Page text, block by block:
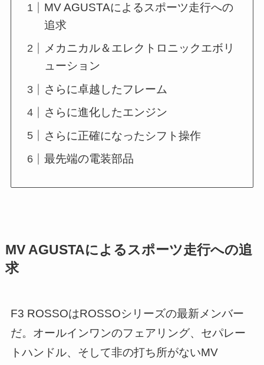
MV AGUSTAによるスポーツ走行への
追求
メカニカル＆エレクトロニックエボリ
ューション
さらに卓越したフレーム
さらに進化したエンジン
さらに正確になったシフト操作
最先端の電装部品
MV AGUSTAによるスポーツ走行への追
求
F3 ROSSOはROSSOシリーズの最新メンバー
だ。オールインワンのフェアリング、セパレー
トハンドル、そして非の打ち所がないMV